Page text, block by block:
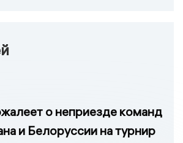
о неприезде команд
и Белоруссии на турнир